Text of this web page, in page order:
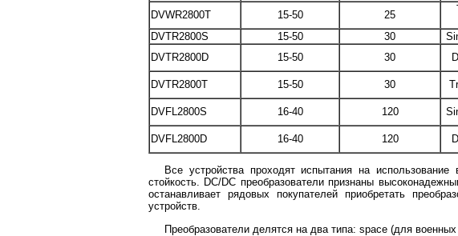
DVWR2800T
15-50 25
DVTR2800S
15-50 30
DVTR2800D
15-50 30
DVTR2800T
15-50 30
DVFL2800S
16-40 120
DVFL2800D
16-40 120
Все устройства проходят испытания на
стойкость. DC/DC преобразователи признаны
останавливает рядовых покупателей приобретать
устройств.
Преобразователи делятся на два типа: space (для